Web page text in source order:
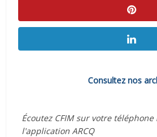
Consultez nos
Écoutez CFIM sur votre
l'application ARCQ